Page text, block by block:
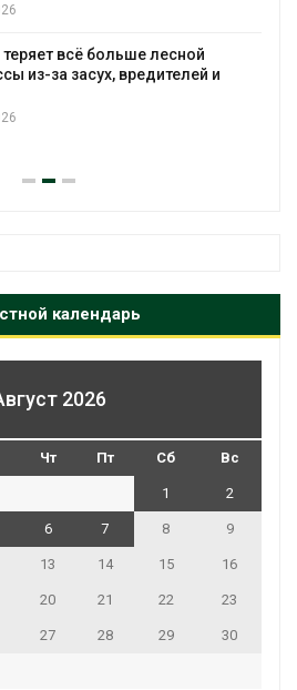
теряет всё больше лесной
из-за засух, вредителей и
календарь
2026
Чт Пт Сб Вс
1 2
6 7 8 9
13 14 15 16
20 21 22 23
27 28 29 30